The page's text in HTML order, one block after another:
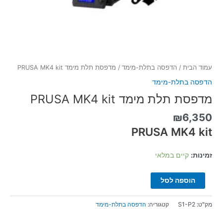
עמוד הבית / הדפסה בתלת-מימד / מדפסת תלת מימד PRUSA MK4 kit
הדפסה בתלת-מימד
מדפסת תלת מימד PRUSA MK4 kit
₪6,350
PRUSA MK4 kit
זמינות: קיים במלאי
הוספה לסל
מק"ט: S1-P2 קטגוריה: הדפסה בתלת-מימד